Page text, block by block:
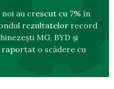
au crescut cu 7% în
rezultatelor record
MG, BYD și
raportat o scădere cu